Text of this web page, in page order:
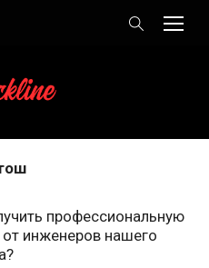
профессиональную
от инженеров нашего